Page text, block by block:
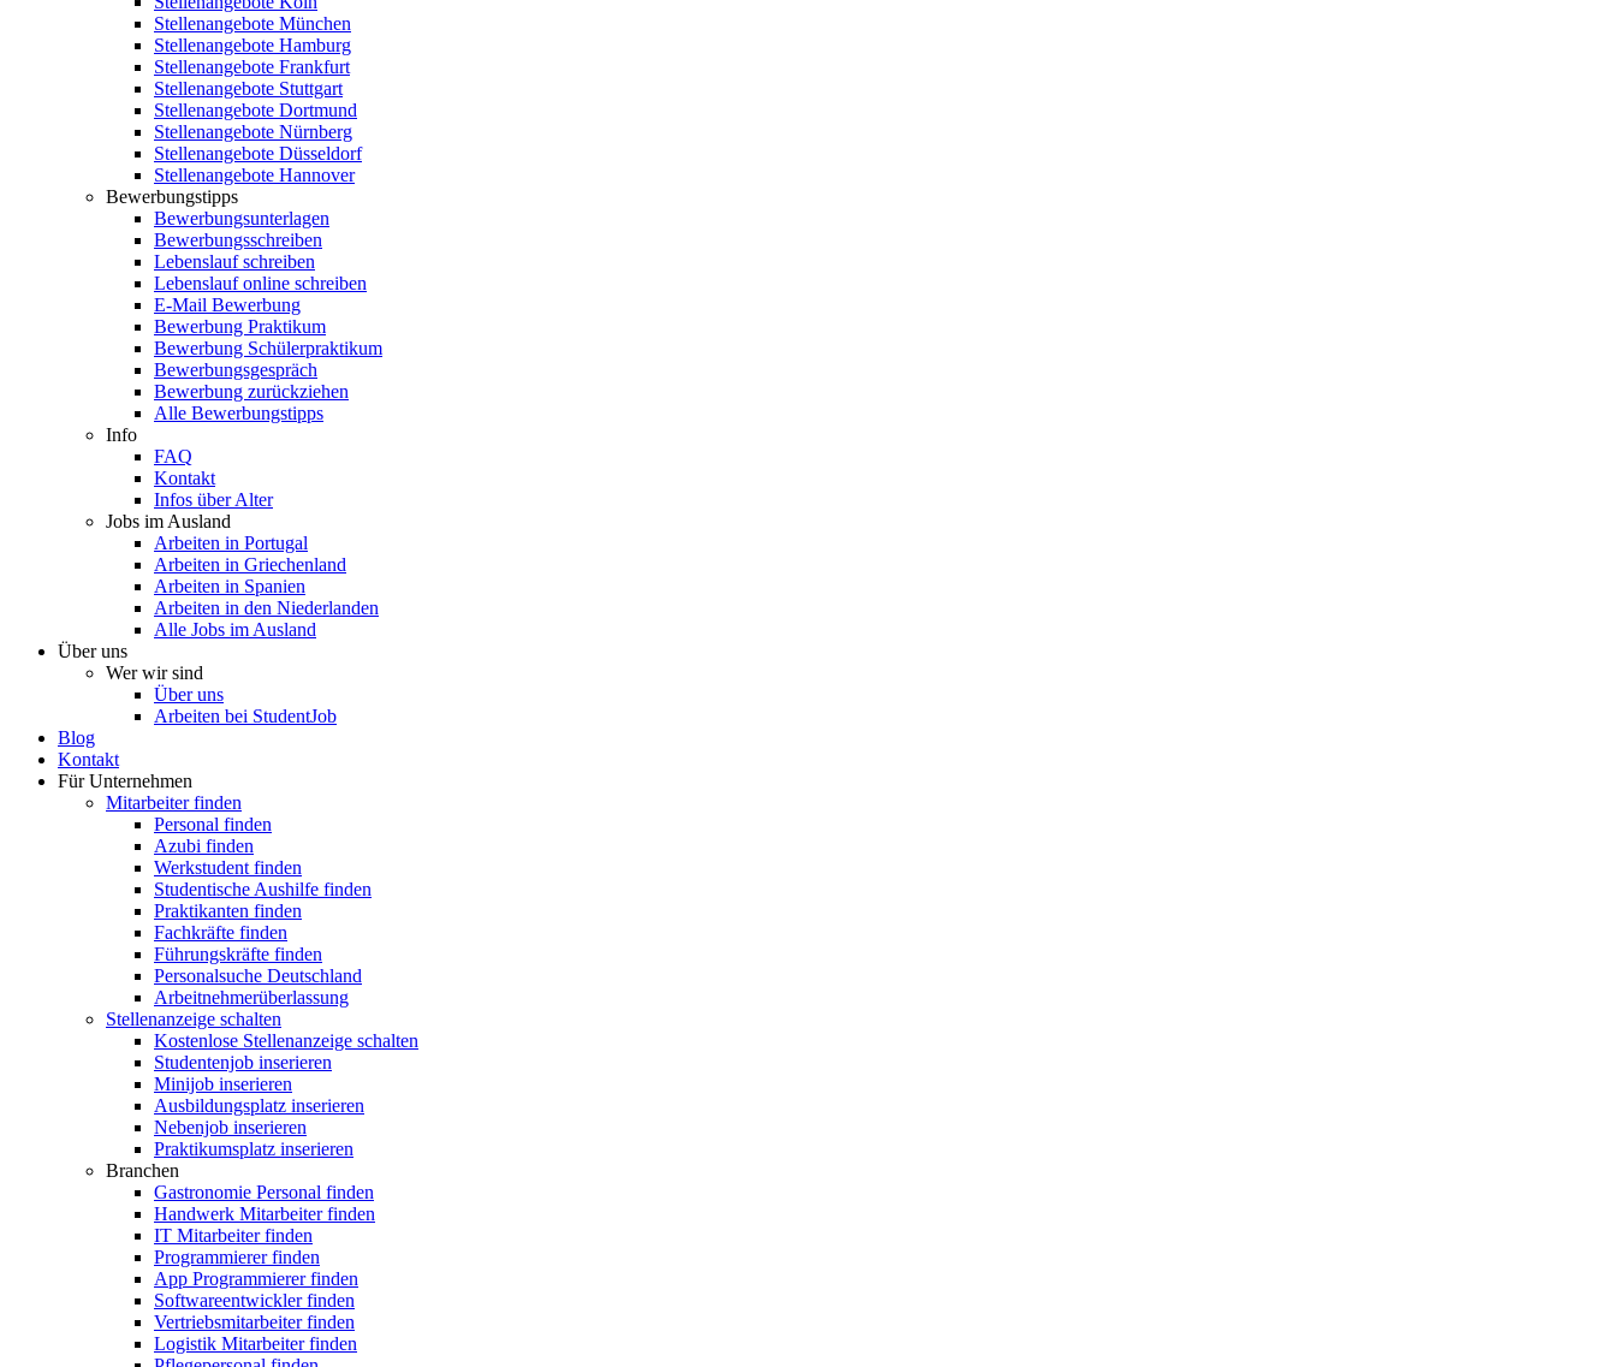
Stellenangebote München
Stellenangebote Hamburg
Stellenangebote Frankfurt
Stellenangebote Stuttgart
Stellenangebote Dortmund
Stellenangebote Nürnberg
Stellenangebote Düsseldorf
Stellenangebote Hannover
Bewerbungstipps
Bewerbungsunterlagen
Bewerbungsschreiben
Lebenslauf schreiben
Lebenslauf online schreiben
E-Mail Bewerbung
Bewerbung Praktikum
Bewerbung Schülerpraktikum
Bewerbungsgespräch
Bewerbung zurückziehen
Alle Bewerbungstipps
Info
FAQ
Kontakt
Infos über Alter
Jobs im Ausland
Arbeiten in Portugal
Arbeiten in Griechenland
Arbeiten in Spanien
Arbeiten in den Niederlanden
Alle Jobs im Ausland
Über uns
Wer wir sind
Über uns
Arbeiten bei StudentJob
Blog
Kontakt
Für Unternehmen
Mitarbeiter finden
Personal finden
Azubi finden
Werkstudent finden
Studentische Aushilfe finden
Praktikanten finden
Fachkräfte finden
Führungskräfte finden
Personalsuche Deutschland
Arbeitnehmerüberlassung
Stellenanzeige schalten
Kostenlose Stellenanzeige schalten
Studentenjob inserieren
Minijob inserieren
Ausbildungsplatz inserieren
Nebenjob inserieren
Praktikumsplatz inserieren
Branchen
Gastronomie Personal finden
Handwerk Mitarbeiter finden
IT Mitarbeiter finden
Programmierer finden
App Programmierer finden
Softwareentwickler finden
Vertriebsmitarbeiter finden
Logistik Mitarbeiter finden